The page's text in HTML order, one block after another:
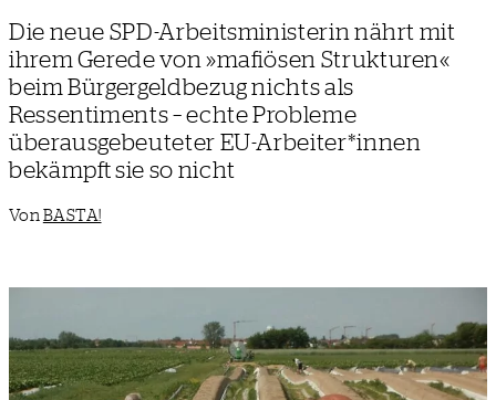
Die neue SPD-Arbeitsministerin nährt mit
ihrem Gerede von »mafiösen Strukturen«
beim Bürgergeldbezug nichts als
Ressentiments – echte Probleme
überausgebeuteter EU-Arbeiter*innen
bekämpft sie so nicht
Von BASTA!